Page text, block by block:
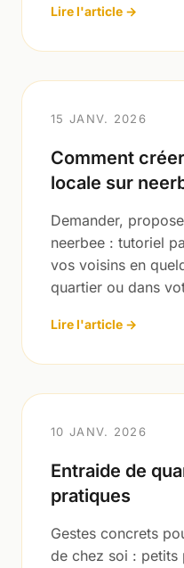
Lire l'article →
15 JANV. 2026
Comment
locale sur
Demander,
neerbee : tutoriel
vos voisins en
quartier ou dans
Lire l'article →
10 JANV. 2026
Entraide de
pratiques
Gestes concrets
de chez soi : petits